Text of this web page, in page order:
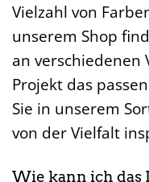
Vielzahl von
unserem Shop
an verschiedenen
Projekt das
Sie in unserem
von der Vielfalt
Wie kann ich das